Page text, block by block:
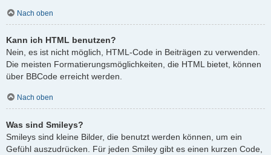
Nach oben
Kann ich HTML benutzen?
Nein, es ist nicht möglich, HTML-Code in Beiträgen zu verwenden.
Die meisten Formatierungsmöglichkeiten, die HTML bietet, können
über BBCode erreicht werden.
Nach oben
Was sind Smileys?
Smileys sind kleine Bilder, die benutzt werden können, um ein
Gefühl auszudrücken. Für jeden Smiley gibt es einen kurzen Code,